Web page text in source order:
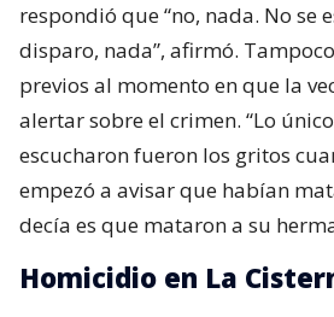
respondió que “no, nada. No se
disparo, nada”, afirmó.
previos al momento en que la
alertar sobre el crimen. “Lo
escucharon fueron los gritos
empezó a avisar que habían
decía es que mataron a su
Homicidio en La